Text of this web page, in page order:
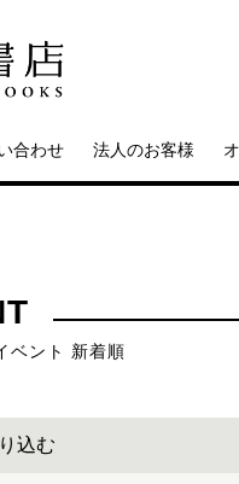
合わせ 法人のお客様
ベント 新着順
込む